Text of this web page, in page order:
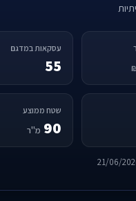
עסקאות במדגם
55
שטח ממוצע
90 מ"ר